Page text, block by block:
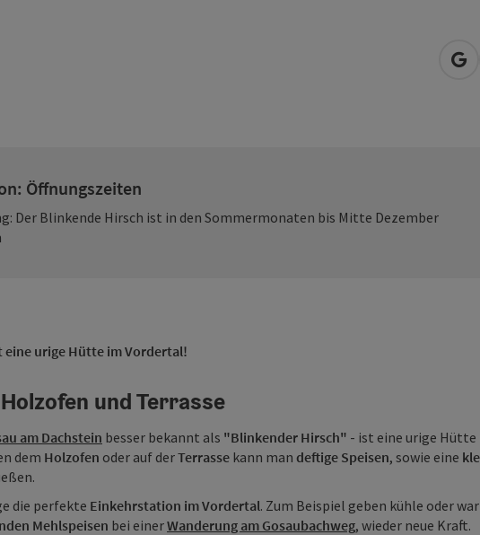
in
Öffnungszeiten
Der Blinkende Hirsch ist in den Sommermonaten bis Mitte Dezember
urige Hütte im Vordertal!
und Terrasse
am Dachstein besser bekannt als "Blinkender Hirsch" - ist eine urige Hütte
dem Holzofen oder auf derTerrasse kann man deftige Speisen, sowie eine
die perfekte Einkehrstation im Vordertal. Zum Beispiel geben kühle oder
Mehlspeisen bei einerWanderung am Gosaubachweg, wieder neue Kraft.